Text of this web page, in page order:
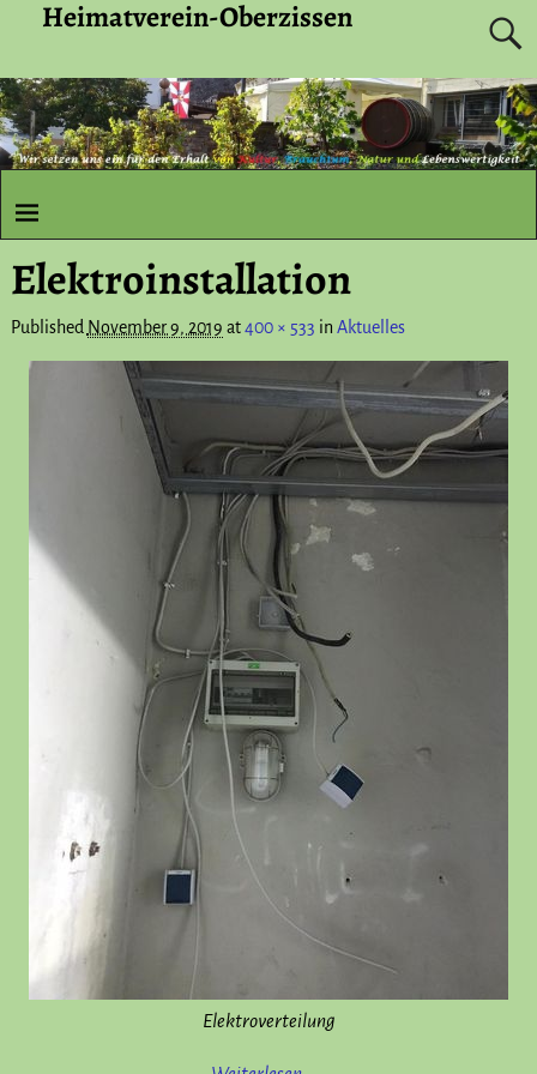
Heimatverein-Oberzissen
Elektroinstallation
Published November 9, 2019 at400 × 533 in Aktuelles
Elektroverteilung